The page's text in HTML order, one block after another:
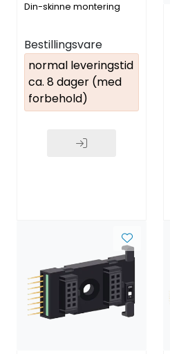
Din-skinne montering
Bestillingsvare
normal leveringstid
ca. 8 dager (med
forbehold)